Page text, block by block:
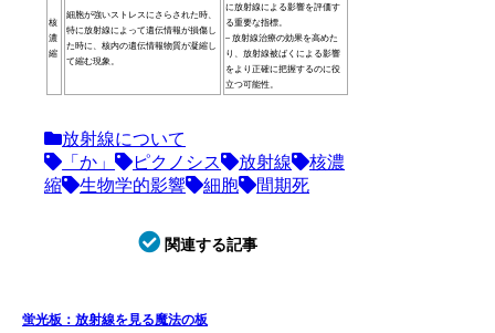
核
濃
縮
細胞が強いストレスにさらされた時、
特に放射線によって遺伝情報が損傷し
た時に、核内の遺伝情報物質が凝縮し
て縮む現象。
に放射線による影響を評価す
る重要な指標。
– 放射線治療の効果を高めた
り、放射線被ばくによる影響
をより正確に把握するのに役
立つ可能性。
放射線について
「か」
ピクノシス 放射線
核濃
縮
生物学的影響 細胞 間期死
関連する記事
蛍光板：放射線を見る魔法の板